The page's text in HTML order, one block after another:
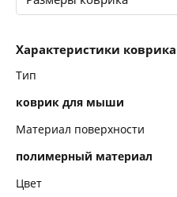
Размеры коврика
Характеристики коврика
Тип
коврик для мыши
Материал поверхности
полимерный материал
Цвет